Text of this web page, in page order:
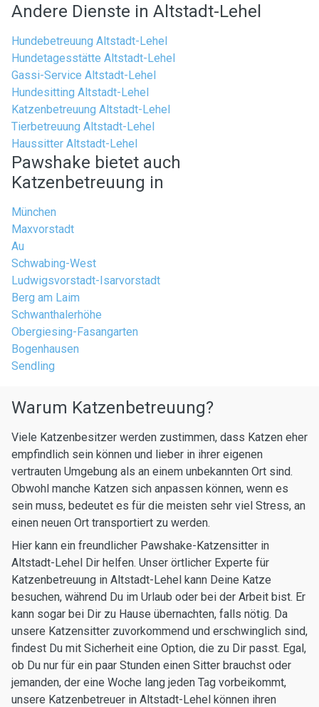
Andere Dienste in Altstadt-Lehel
Hundebetreuung Altstadt-Lehel
Hundetagesstätte Altstadt-Lehel
Gassi-Service Altstadt-Lehel
Hundesitting Altstadt-Lehel
Katzenbetreuung Altstadt-Lehel
Tierbetreuung Altstadt-Lehel
Haussitter Altstadt-Lehel
Pawshake bietet auch
Katzenbetreuung in
München
Maxvorstadt
Au
Schwabing-West
Ludwigsvorstadt-Isarvorstadt
Berg am Laim
Schwanthalerhöhe
Obergiesing-Fasangarten
Bogenhausen
Sendling
Warum Katzenbetreuung?
Viele Katzenbesitzer werden zustimmen, dass Katzen eher
empfindlich sein können und lieber in ihrer eigenen
vertrauten Umgebung als an einem unbekannten Ort sind.
Obwohl manche Katzen sich anpassen können, wenn es
sein muss, bedeutet es für die meisten sehr viel Stress, an
einen neuen Ort transportiert zu werden.
Hier kann ein freundlicher Pawshake-Katzensitter in
Altstadt-Lehel Dir helfen. Unser örtlicher Experte für
Katzenbetreuung in Altstadt-Lehel kann Deine Katze
besuchen, während Du im Urlaub oder bei der Arbeit bist. Er
kann sogar bei Dir zu Hause übernachten, falls nötig. Da
unsere Katzensitter zuvorkommend und erschwinglich sind,
findest Du mit Sicherheit eine Option, die zu Dir passt. Egal,
ob Du nur für ein paar Stunden einen Sitter brauchst oder
jemanden, der eine Woche lang jeden Tag vorbeikommt,
unsere Katzenbetreuer in Altstadt-Lehel können ihren